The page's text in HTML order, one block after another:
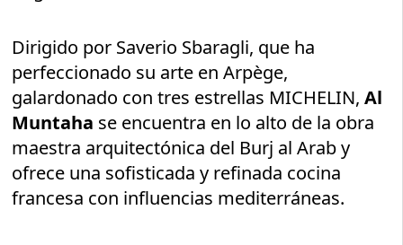
Dirigido por Saverio Sbaragli, que ha
perfeccionado su arte en Arpège,
galardonado con tres estrellas MICHELIN,Al
Muntaha se encuentra en lo alto de la obra
maestra arquitectónica del Burj al Arab y
ofrece una sofisticada y refinada cocina
francesa con influencias mediterráneas.